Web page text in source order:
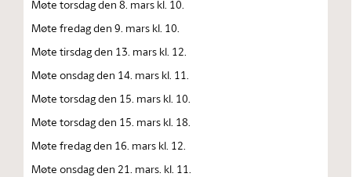
Møte torsdag den 8. mars kl. 10.
Møte fredag den 9. mars kl. 10.
Møte tirsdag den 13. mars kl. 12.
Møte onsdag den 14. mars kl. 11.
Møte torsdag den 15. mars kl. 10.
Møte torsdag den 15. mars kl. 18.
Møte fredag den 16. mars kl. 12.
Møte onsdag den 21. mars. kl. 11.